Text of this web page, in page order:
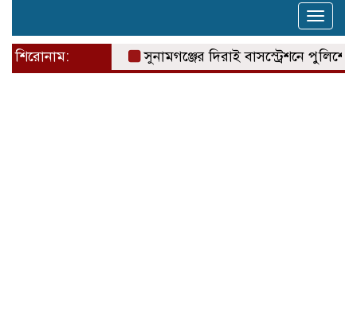
Toggle
শিরোনাম: সুনামগঞ্জের দিরাই বাসস্ট্রেশনে পুলিশের